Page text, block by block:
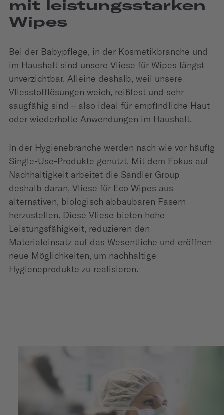
mit leistungsstarken
Wipes
Bei der Babypflege, in der Kosmetikbranche und
im Haushalt sind unsere Vliese für Wipes längst
unverzichtbar. Alleine deshalb, weil unsere
Vliesstofflösungen weich, reißfest und sehr
saugfähig sind – also ideal für empfindliche Haut
oder wiederholte Anwendungen im Haushalt.
In der Hygienebranche werden nach wie vor häufig
Single-Use-Produkte genutzt. Mit dem Fokus auf
Nachhaltigkeit arbeitet die Sandler Group
deshalb daran, Vliese für Eco Wipes aus
alternativen, biologisch abbaubaren Fasern
herzustellen. Diese Vliese bieten hohe
Leistungsfähigkeit, reduzieren den
Materialeinsatz auf das Wesentliche und eröffnen
neue Möglichkeiten, um nachhaltige
Hygieneprodukte zu realisieren.